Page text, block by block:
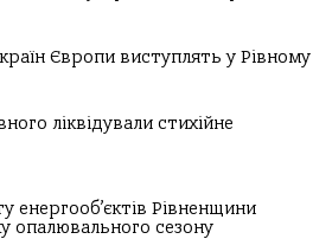
Європи виступлять у Рівному
ліквідували стихійне
енергооб’єктів Рівненщини
опалювального сезону